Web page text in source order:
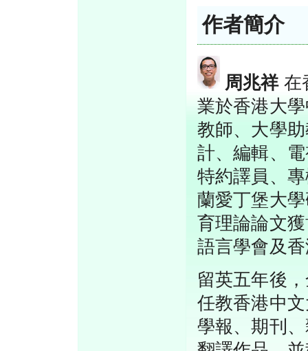
作者簡介
周兆祥 在
業於香港大
教師、大學
計、編輯、
特約譯員、
蘭愛丁堡大
育理論論文
語言學會及
留英五年後
任教香港中
學報、期刊